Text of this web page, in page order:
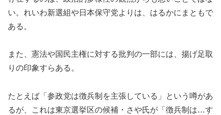
い。れいわ新選組や日本保守党よりは、はるかにまともで
ある。
また、憲法や国民主権に対する批判の一部には、揚げ足取
りの印象すらある。
たとえば「参政党は徴兵制を主張している」という噂があ
るが、これは東京選挙区の候補・さや氏が「徴兵制は…す